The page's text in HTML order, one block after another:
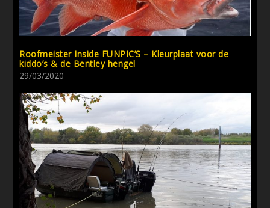
Roofmeister Inside FUNPIC’S – Kleurplaat voor de
kiddo’s & de Bentley hengel
29/03/2020